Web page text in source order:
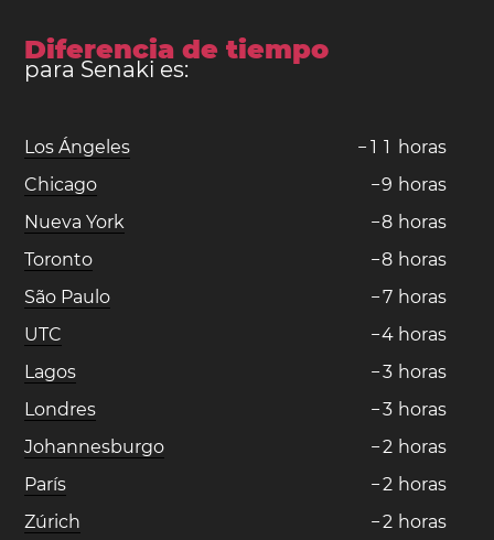
Diferencia de tiempo
para Senaki es:
Los Ángeles − 1 1 horas
Chicago
−9 horas
Nueva York
−8 horas
Toronto
−8 horas
São Paulo
−7 horas
UTC
−4 horas
Lagos
−3 horas
Londres
−3 horas
Johannesburgo
−2 horas
París
−2 horas
Zúrich
−2 horas